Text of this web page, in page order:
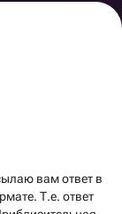
вам ответ в
Т.е. ответ